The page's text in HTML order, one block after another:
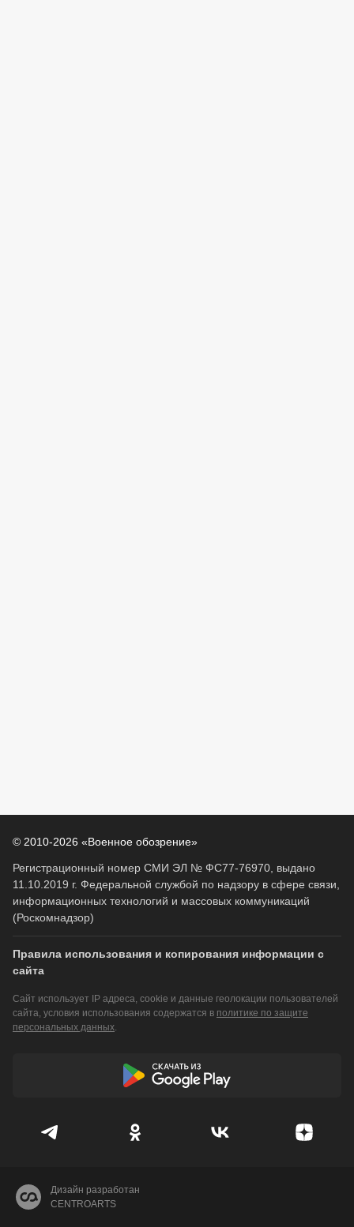
© 2010-2026 «Военное обозрение»
Регистрационный номер СМИ ЭЛ № ФС77-76970, выдано
11.10.2019 г. Федеральной службой по надзору в сфере связи,
информационных технологий и массовых коммуникаций
(Роскомнадзор)
Правила использования и копирования информации с
сайта
Сайт использует IP адреса, cookie и данные геолокации пользователей
сайта, условия использования содержатся в политике по защите
персональных данных.
Дизайн разработан
CENTROARTS